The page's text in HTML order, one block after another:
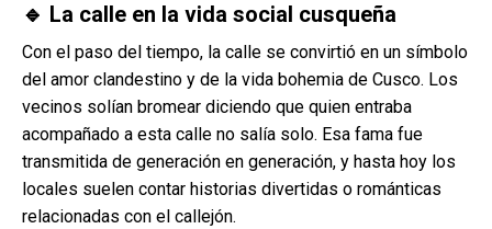
🔹 La calle en la vida social cusqueña
Con el paso del tiempo, la calle se convirtió en un símbolo
del amor clandestino y de la vida bohemia de Cusco. Los
vecinos solían bromear diciendo que quien entraba
acompañado a esta calle no salía solo. Esa fama fue
transmitida de generación en generación, y hasta hoy los
locales suelen contar historias divertidas o románticas
relacionadas con el callejón.